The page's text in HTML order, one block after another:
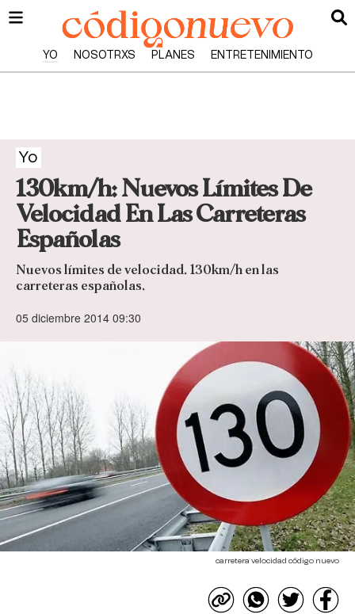
YO NOSOTRXS PLANES ENTRETENIMIENTO
Yo
130km/h: Nuevos Límites De
Velocidad En Las Carreteras
Españolas
Nuevos límites de velocidad. 130km/h en las
carreteras españolas.
05 diciembre 2014 09:30
carretera velocidad código nuevo